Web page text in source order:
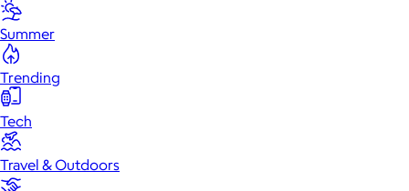
Summer
Trending
Tech
Travel & Outdoors